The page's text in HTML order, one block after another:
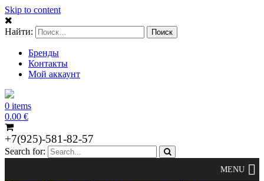
Skip to content
Найти:
Бренды
Контакты
Мой аккаунт
0 items
0.00 €
+7(925)-581-82-57
Search for: